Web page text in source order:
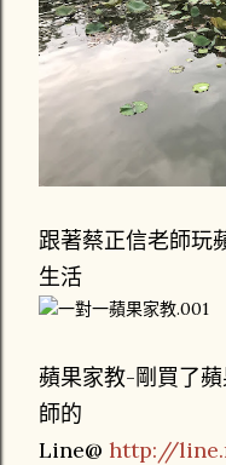
跟著蔡正信老師玩
生活
蘋果家教-剛買了
師的
Line@ http://